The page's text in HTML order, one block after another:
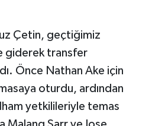
Çetin, geçtiğimiz
giderek transfer
Önce Nathan Ake için
oturdu, ardından
yetkilileriyle temas